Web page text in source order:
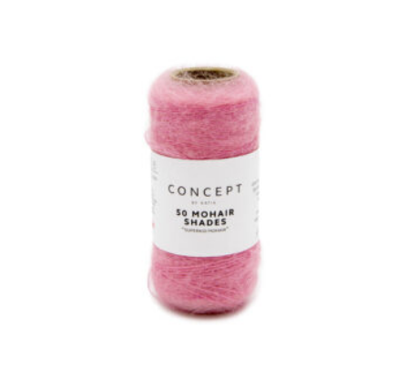
en
ordre
ascendant